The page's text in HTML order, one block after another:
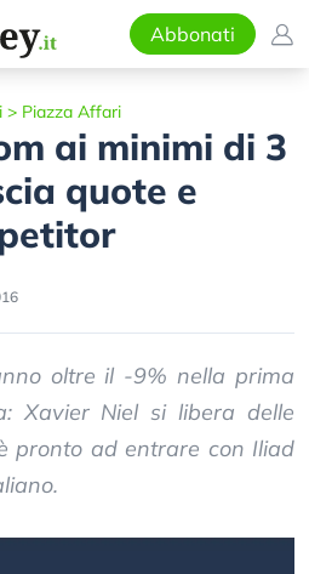
Abbonati
> Piazza Affari
ai minimi di 3
quote e
oltre il -9% nella prima
Xavier Niel si libera delle
pronto ad entrare con Iliad